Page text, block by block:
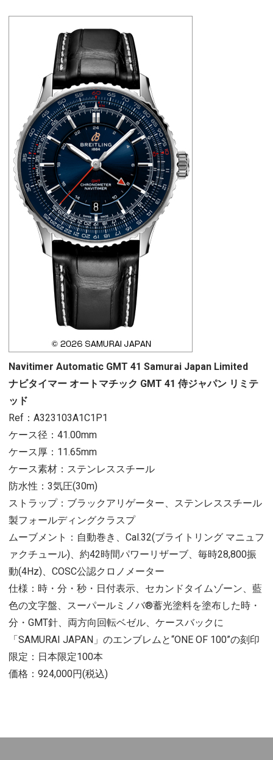
Navitimer Automatic GMT 41 Samurai Japan Limited
ナビタイマー オートマチック GMT 41 侍ジャパン リミテ
ッド
Ref：A323103A1C1P1
ケース径：41.00mm
ケース厚：11.65mm
ケース素材：ステンレススチール
防水性：3気圧(30m)
ストラップ：ブラックアリゲーター、ステンレススチール
製フォールディングクラスプ
ムーブメント：自動巻き、Cal.32(ブライトリング マニュフ
ァクチュール)、約42時間パワーリザーブ、毎時28,800振
動(4Hz)、COSC公認クロノメーター
仕様：時・分・秒・日付表示、セカンドタイムゾーン、藍
色の文字盤、スーパールミノバ®蓄光塗料を塗布した時・
分・GMT針、両方向回転ベゼル、ケースバックに
「SAMURAI JAPAN」のエンブレムと“ONE OF 100”の刻印
限定：日本限定100本
価格：924,000円(税込)